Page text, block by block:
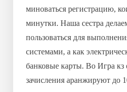
миноваться регистрацию,
минутки. Наша сестра
пользоваться для
системами, а как
банковые карты. Во Игра
зачисления аранжируют до